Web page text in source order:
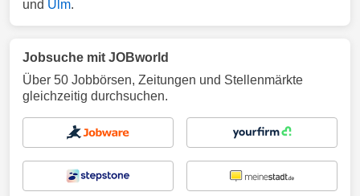
und Ulm.
Jobsuche mit JOBworld
Über 50 Jobbörsen, Zeitungen und Stellenmärkte
gleichzeitig durchsuchen.